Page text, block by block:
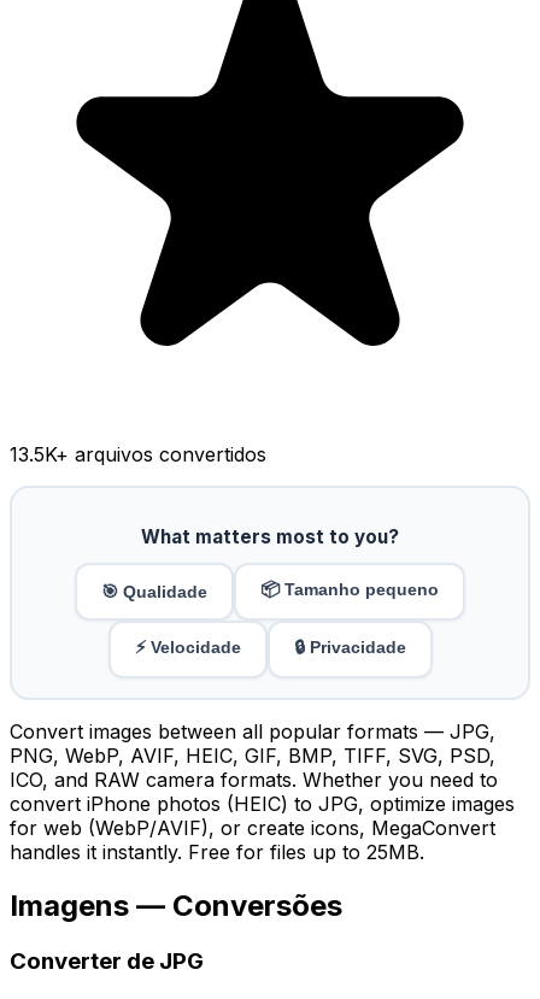
13.5K+ arquivos convertidos
What matters most to you?
🎯 Qualidade 📦 Tamanho pequeno
⚡ Velocidade 🔒 Privacidade
Convert images between all popular formats — JPG,
PNG, WebP, AVIF, HEIC, GIF, BMP, TIFF, SVG, PSD,
ICO, and RAW camera formats. Whether you need to
convert iPhone photos (HEIC) to JPG, optimize images
for web (WebP/AVIF), or create icons, MegaConvert
handles it instantly. Free for files up to 25MB.
Imagens — Conversões
Converter de JPG